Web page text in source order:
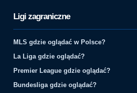
Ligi zagraniczne
MLS gdzie oglądać w Polsce?
La Liga gdzie oglądać?
Premier League gdzie oglądać?
Bundesliga gdzie oglądać?